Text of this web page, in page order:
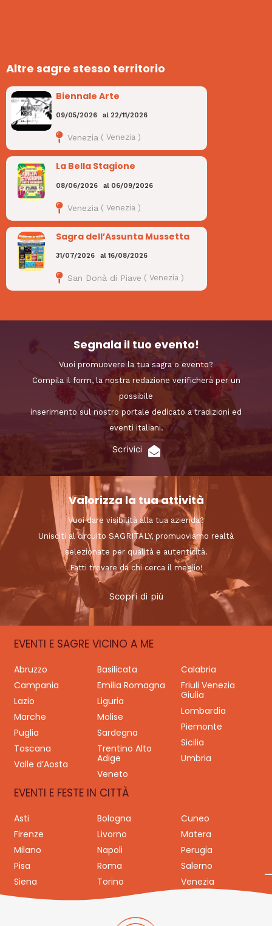
Altre sagre stesso territorio
Biennale Arte
09/05/2026 al 22/11/2026
Venezia ( Venezia)
La Bella Stagione
08/06/2026 al 06/09/2026
Venezia ( Venezia )
Sagra dell’Assunta Mussetta
31/07/2026 al 16/08/2026
San Donà di Piave ( Venezia)
Segnala il tuo evento!
Vuoi promuovere la tua sagra o evento?
Compila il form, la nostra redazione verificherà per un
possibile
inserimento sul nostro portale dedicato a tradizioni ed
eventi italiani.
Scrivici
Valorizza la tua attività
Vuoi dare visibilità alla tua azienda?
Unisciti al circuito SAGRITALY, promuoviamo realtà
selezionate per qualità e autenticità.
Fatti trovare da chi cerca il meglio!
Scopri di più
EVENTI E SAGRE VICINO A ME
Abruzzo Basilicata
Calabria
Campania
Emilia Romagna
Friuli Venezia
Giulia
Lazio
Liguria
Lombardia
Marche
Molise
Piemonte
Puglia
Sardegna
Sicilia
Toscana
Trentino Alto
Adige
Umbria
Valle d’Aosta
Veneto
EVENTI E FESTE IN CITTÀ
Asti Bologna
Cuneo
Firenze
Livorno
Matera
Milano
Napoli
Perugia
Pisa
Roma
Salerno
Siena
Torino Venezia